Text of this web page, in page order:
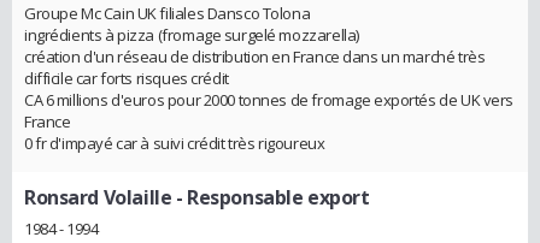
Groupe Mc Cain UK filiales Dansco Tolona
ingrédients à pizza (fromage surgelé mozzarella)
création d'un réseau de distribution en France dans un marché très
difficile car forts risques crédit
CA 6 millions d'euros pour 2000 tonnes de fromage exportés de UK vers
France
0 fr d'impayé car à suivi crédit très rigoureux
Ronsard Volaille - Responsable export
1984 - 1994